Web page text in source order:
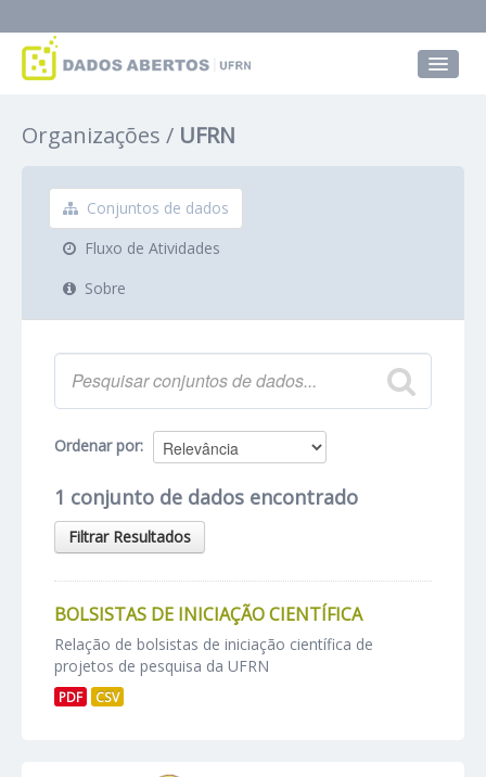
Grupos
Sobre
Organizações UFRN
Conjuntos de dados
Fluxo de Atividades
Sobre
Ordenar por
1 conjunto de dados encontrado
Filtrar Resultados
BOLSISTAS DE INICIAÇÃO CIENTÍFICA
Relação de bolsistas de iniciação científica de
projetos de pesquisa da UFRN
PDF CSV